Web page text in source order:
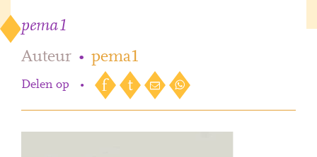
pema1
Auteur • pema1
Delen op •